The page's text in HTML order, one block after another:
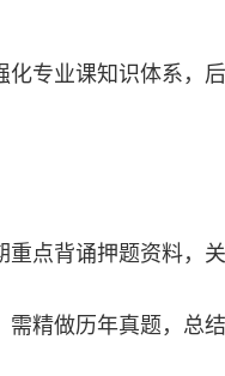
专业课知识体系，
点背诵押题资料，关
精做历年真题，总